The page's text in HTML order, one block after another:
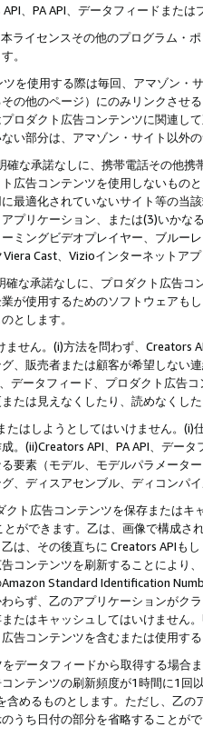
、PA API、データフィードまた
ライセンスその他のプログラム・
。
を使用する際は毎回、アマゾン
の他のページ）にのみリンクさせ
ロダクト広告コンテンツに関連し
い部分は、アマゾン・サイト以外
確な承諾なしに、携帯電話その他
広告コンテンツを使用しないもの
最適化されていないサイト等の当
プリケーション、または(3)いか
ミングビデオプレイヤー、ブルー
Cast、Vizioインターネットア
確な承諾なしに、プロダクト広告
が使用するためのソフトウェアも
とします。
せん。(i)方法を問わず、Creators
、販売者または顧客が希望しない
データフィード、プロダクト広告
たは見えなくしたり、読めなくし
たはしようとしてはいけません。
。(ii)Creators API、PA API、デー
要素（モデル、モデルパラメータ
、ディスアセンブル、ディコンパ
クト広告コンテンツを保存または
ができます。乙は、画像で構成
は、その後直ちに Creators APIも
コンテンツを刷新することにより
Standard Identification
らず、乙のアプリケーションがク
たはキャッシュしてはいけません
告コンテンツを含むまたは使用す
データフィードから取得する場合
ンテンツの刷新頻度が1時間に1
めるものとします。ただし、乙
うち日付の部分を省略することが